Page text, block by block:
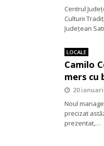
Centrul
Culturii
Județean
LOCALE
Camilo
mers cu
20
Noul
precizat
prezentat,…